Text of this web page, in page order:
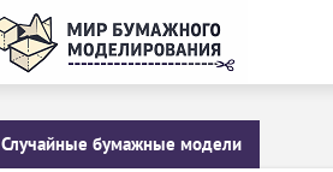
Случайные бумажные модели